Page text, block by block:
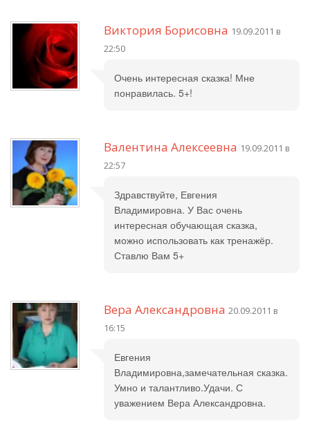
Виктория Борисовна 19.09.2011 в
22:50
Очень интересная сказка! Мне
понравилась. 5+!
Валентина Алексеевна 19.09.2011 в
22:57
Здравствуйте, Евгения
Владимировна. У Вас очень
интересная обучающая сказка,
можно использовать как тренажёр.
Ставлю Вам 5+
Вера Александровна 20.09.2011 в
16:15
Евгения
Владимировна,замечательная сказка.
Умно и талантливо.Удачи. С
уважением Вера Александровна.